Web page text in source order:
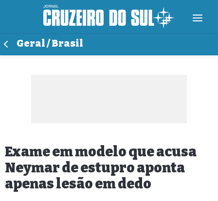
Geral / Brasil
Exame em modelo que acusa
Neymar de estupro aponta
apenas lesão em dedo